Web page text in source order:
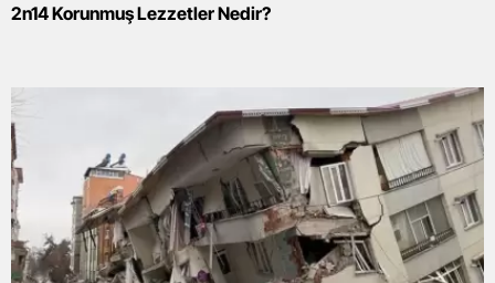
2n14 Korunmuş Lezzetler Nedir?